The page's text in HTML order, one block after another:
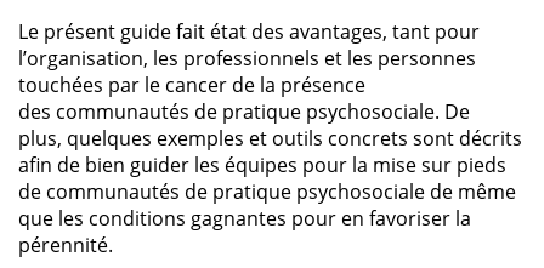
Le présent guide fait état des avantages, tant pour
l’organisation, les professionnels et les personnes
touchées par le cancer de la présence
des communautés de pratique psychosociale. De
plus, quelques exemples et outils concrets sont décrits
afin de bien guider les équipes pour la mise sur pieds
de communautés de pratique psychosociale de même
que les conditions gagnantes pour en favoriser la
pérennité.